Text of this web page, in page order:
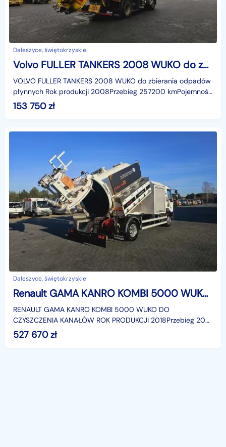
Daleszyce, świętokrzyskie
Volvo FULLER TANKERS 2008 WUKO do zbierania odpadów płynnych asenizacyjny separator beczka odpady czyszczenie kanalizacja WUKO
VOLVO FULLER TANKERS 2008 WUKO do zbierania odpadów
płynnych Rok produkcji 2008Przebieg 257200 kmPojemność
153 750zł
Daleszyce, świętokrzyskie
Renault GAMA KANRO KOMBI 5000 WUKO DO CZYSZCZENIA KANAŁÓW WUKO asenizacyjny separator beczka odpady czyszczenie kanalizacja
RENAULT GAMA KANRO KOMBI 5000 WUKO DO
CZYSZCZENIA KANAŁÓW ROK PRODUKCJI 2018Przebieg 20
400 km !!!!!!Pojemność 5000 l zbiornik podnoszony
kiprowanyZbiornik na b
527 670zł